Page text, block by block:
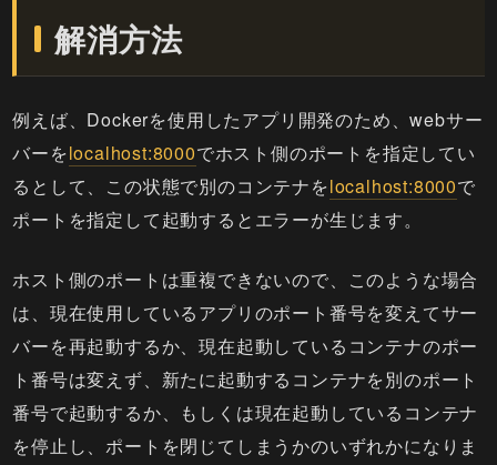
解消方法
例えば、Dockerを使用したアプリ開発のため、webサー
バーをlocalhost:8000でホスト側のポートを指定してい
るとして、この状態で別のコンテナをlocalhost:8000で
ポートを指定して起動するとエラーが生じます。
ホスト側のポートは重複できないので、このような場合
は、現在使用しているアプリのポート番号を変えてサー
バーを再起動するか、現在起動しているコンテナのポー
ト番号は変えず、新たに起動するコンテナを別のポート
番号で起動するか、もしくは現在起動しているコンテナ
を停止し、ポートを閉じてしまうかのいずれかになりま